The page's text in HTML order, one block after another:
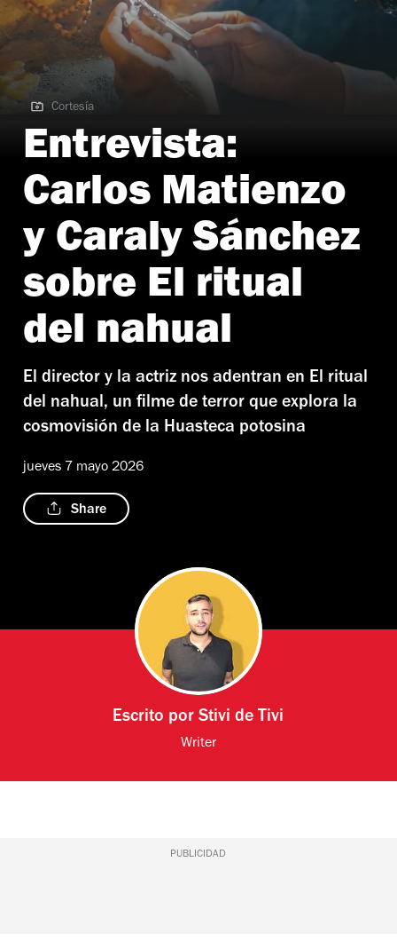
Cortesía | Entrevista a Carlos Matienzo y Caraly Sánchez
Cortesía
Entrevista:
Carlos Matienzo
y Caraly Sánchez
sobre El ritual
del nahual
El director y la actriz nos adentran en El ritual
del nahual, un filme de terror que explora la
cosmovisión de la Huasteca potosina
jueves 7 mayo 2026
Share
Escrito porStivi de Tivi
Writer
PUBLICIDAD